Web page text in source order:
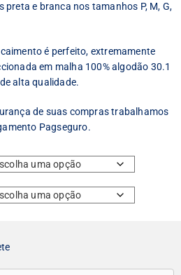
preço:
R$5,999.00
preta e branca nos tamanhos P, M, G,
é perfeito, extremamente
em malha 100% algodão 30.1
alta qualidade.
de suas compras trabalhamos
Pagseguro.